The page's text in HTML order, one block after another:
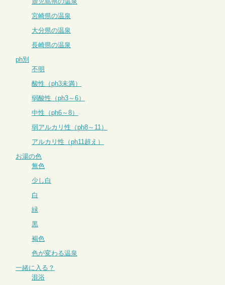
宮崎県の温泉
大分県の温泉
長崎県の温泉
ph別
不明
酸性（ph3未満）
弱酸性（ph3～6）
中性（ph6～8）
弱アルカリ性（ph8～11）
アルカリ性（ph11超え）
お湯の色
無色
少し白
白
緑
黒
褐色
色が変わる温泉
一緒に入る？
混浴